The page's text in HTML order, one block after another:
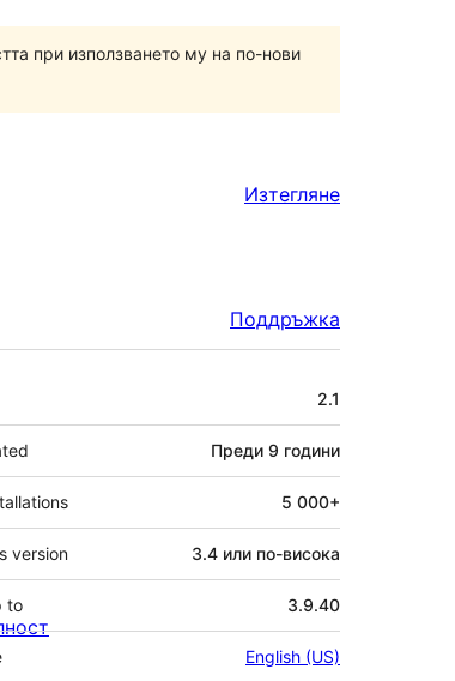
при използването му на по-нови
Изтегляне
Поддръжка
2.1
Преди 9 години
5 000+
version 3.4 или по-висока
to 3.9.40
English (US)